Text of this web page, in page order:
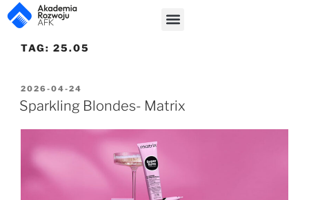
TAG: 25.05
2026-04-24
Sparkling Blondes- Matrix